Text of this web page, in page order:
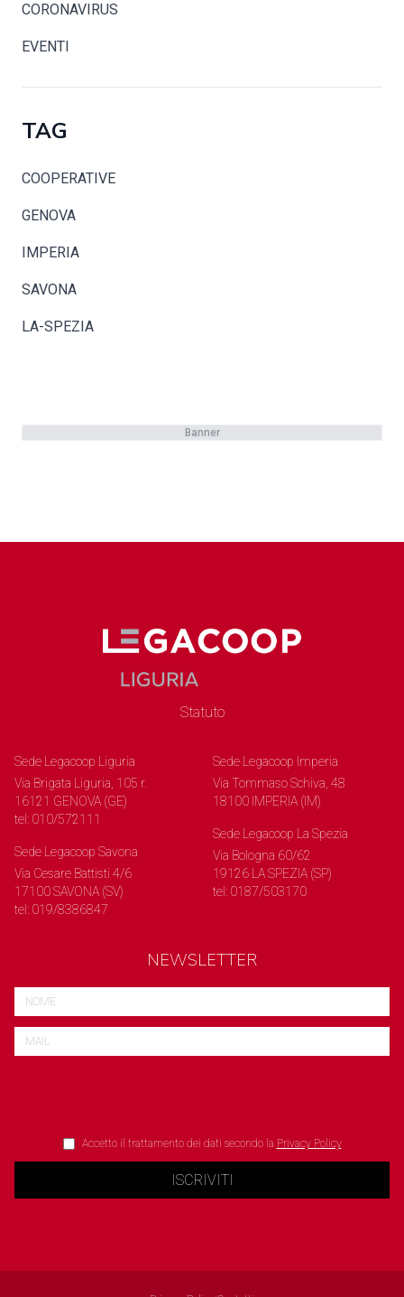
CORONAVIRUS
EVENTI
TAG
COOPERATIVE
GENOVA
IMPERIA
SAVONA
LA-SPEZIA
Banner
Statuto
Sede Legacoop Liguria
Via Brigata Liguria, 105 r.
16121 GENOVA (GE)
tel: 010/572111
Sede Legacoop Savona
Via Cesare Battisti 4/6
17100 SAVONA (SV)
tel: 019/8386847
Sede Legacoop Imperia
Via Tommaso Schiva, 48
18100 IMPERIA (IM)
Sede Legacoop La Spezia
Via Bologna 60/62
19126 LA SPEZIA (SP)
tel: 0187/503170
NEWSLETTER
Accetto il trattamento dei dati secondo la Privacy Policy
ISCRIVITI